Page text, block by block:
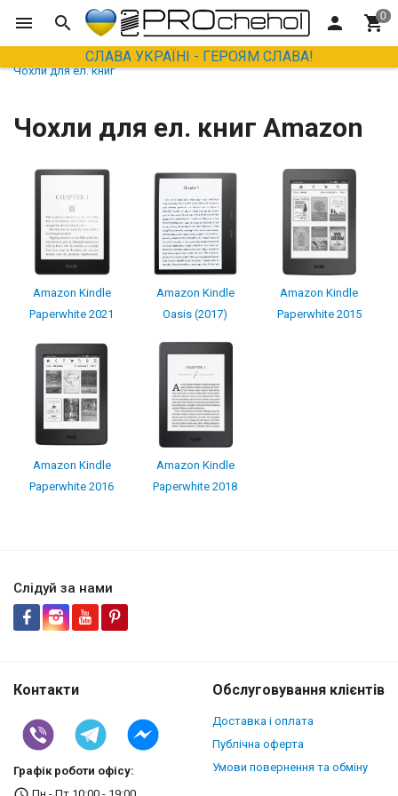
СЛАВА УКРАЇНІ - ГЕРОЯМ СЛАВА!
Чохли для ел. книг
Чохли для ел. книг Amazon
Amazon Kindle
Paperwhite 2021
Amazon Kindle
Oasis (2017)
Amazon Kindle
Paperwhite 2015
Amazon Kindle
Paperwhite 2016
Amazon Kindle
Paperwhite 2018
Слідуй за нами
Контакти
Графік роботи офісу:
Обслуговування клієнтів
Доставка і оплата
Публічна оферта
Умови повернення та обміну